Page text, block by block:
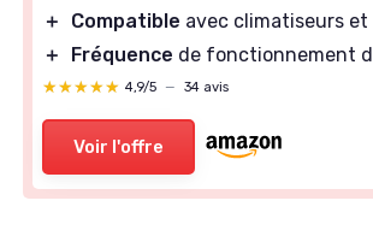
＋
Compatible avec climatiseurs et
＋
Fréquence de fonctionnement
★★★★★
★★★★★ 4,9/5 — 34 avis
Voir l'offre